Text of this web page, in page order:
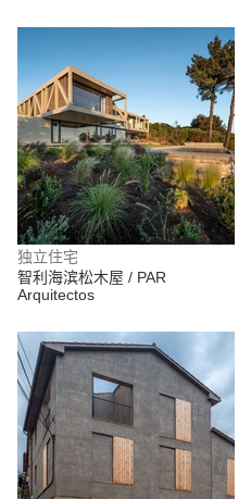
独立住宅
智利海滨松木屋 / PAR
Arquitectos